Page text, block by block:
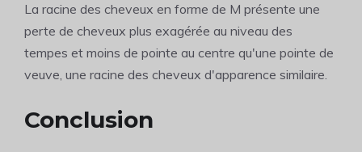
La racine des cheveux en forme de M présente une
perte de cheveux plus exagérée au niveau des
tempes et moins de pointe au centre qu'une pointe de
veuve, une racine des cheveux d'apparence similaire.
Conclusion